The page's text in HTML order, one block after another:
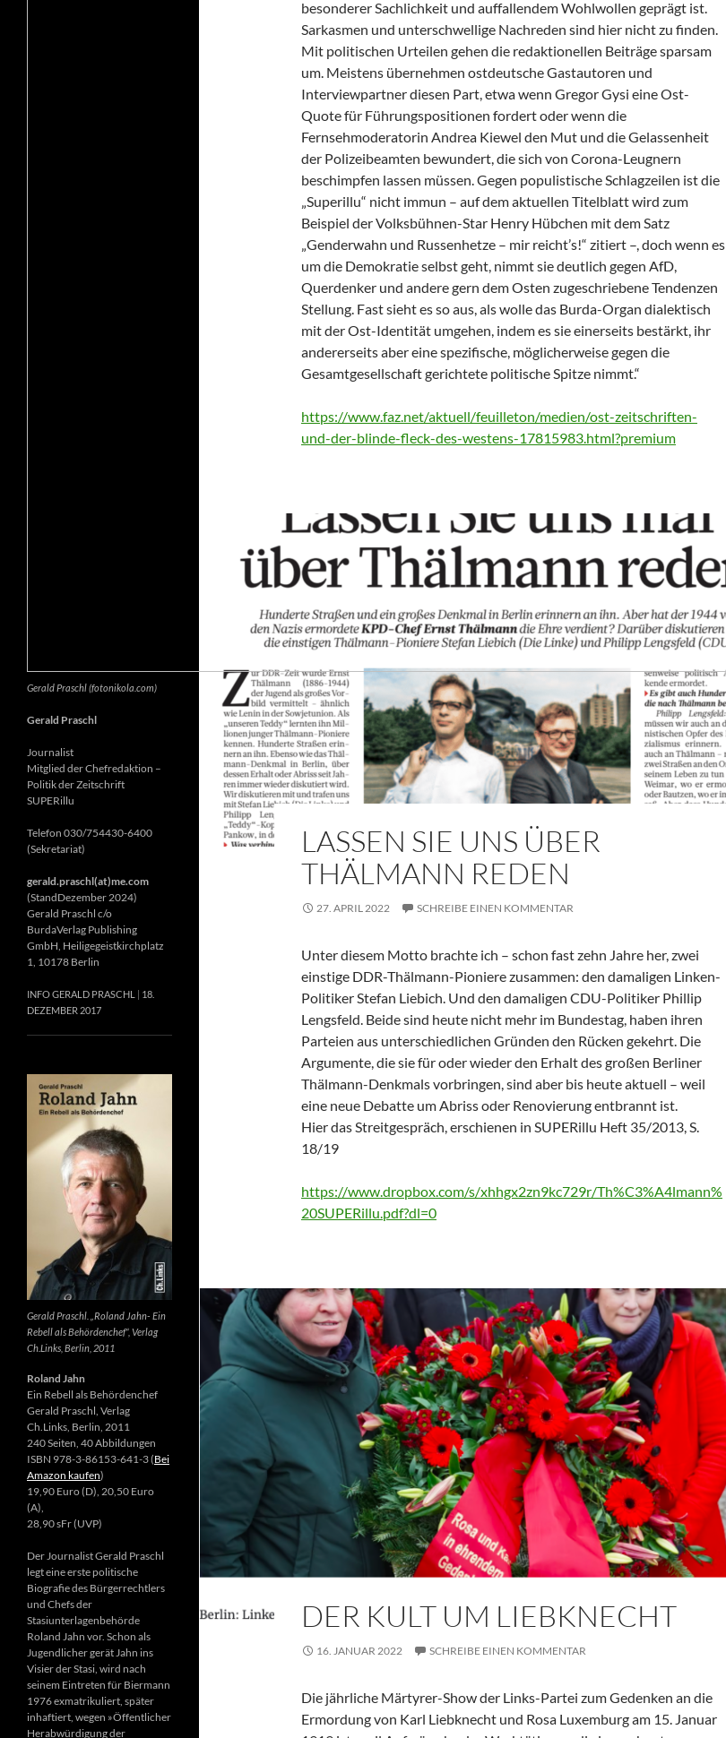
besonderer Sachlichkeit und auffallendem Wohlwollen geprägt ist.
Sarkasmen und unterschwellige Nachreden sind hier nicht zu finden.
Mit politischen Urteilen gehen die redaktionellen Beiträge sparsam
um. Meistens übernehmen ostdeutsche Gastautoren und
Interviewpartner diesen Part, etwa wenn Gregor Gysi eine Ost-
Quote für Führungspositionen fordert oder wenn die
Fernsehmoderatorin An­drea Kiewel den Mut und die Gelassenheit
der Polizeibeamten bewundert, die sich von Corona-Leugnern
beschimpfen lassen müssen. Gegen populistische Schlagzeilen ist die
„Superillu“ nicht immun – auf dem aktuellen Titelblatt wird zum
Beispiel der Volksbühnen-Star Henry Hübchen mit dem Satz
„Genderwahn und Russenhetze – mir reicht’s!“ zitiert –, doch wenn es
um die Demokratie selbst geht, nimmt sie deutlich gegen AfD,
Querdenker und andere gern dem Osten zugeschriebene Tendenzen
Stellung. Fast sieht es so aus, als wolle das Burda-Organ dialektisch
mit der Ost-Identität umgehen, indem es sie einerseits bestärkt, ihr
andererseits aber eine spezifische, möglicherweise gegen die
Gesamtgesellschaft gerichtete politische Spitze nimmt.“
https://www.faz.net/aktuell/feuilleton/medien/ost-zeitschriften-
und-der-blinde-fleck-des-westens-17815983.html?premium
LASSEN SIE UNS ÜBER
THÄLMANN REDEN
27. APRIL 2022 SCHREIBE EINEN KOMMENTAR
Unter diesem Motto brachte ich – schon fast zehn Jahre her, zwei
einstige DDR-Thälmann-Pioniere zusammen: den damaligen Linken-
Politiker Stefan Liebich. Und den damaligen CDU-Politiker Phillip
Lengsfeld. Beide sind heute nicht mehr im Bundestag, haben ihren
Parteien aus unterschiedlichen Gründen den Rücken gekehrt. Die
Argumente, die sie für oder wieder den Erhalt des großen Berliner
Thälmann-Denkmals vorbringen, sind aber bis heute aktuell – weil
eine neue Debatte um Abriss oder Renovierung entbrannt ist.
Hier das Streitgespräch, erschienen in SUPERillu Heft 35/2013, S.
18/19
https://www.dropbox.com/s/xhhgx2zn9kc729r/Th%C3%A4lmann%
20SUPERillu.pdf?dl=0
DER KULT UM LIEBKNECHT
16. JANUAR 2022 SCHREIBE EINEN KOMMENTAR
Die jährliche Märtyrer-Show der Links-Partei zum Gedenken an die
Ermordung von Karl Liebknecht und Rosa Luxemburg am 15. Januar
Gerald Praschl (fotonikola.com)
Gerald Praschl
Journalist
Mitglied der Chefredaktion –
Politik der Zeitschrift
SUPERillu
Telefon 030/754430-6400
(Sekretariat)
gerald.praschl(at)me.com
(StandDezember 2024)
Gerald Praschl c/o
BurdaVerlag Publishing
GmbH, Heiligegeistkirchplatz
1, 10178 Berlin
INFO GERALD PRASCHL
18.
DEZEMBER 2017
Gerald Praschl. „Roland Jahn- Ein
Rebell als Behördenchef“, Verlag
Ch.Links, Berlin, 2011
Roland Jahn
Ein Rebell als Behördenchef
Gerald Praschl, Verlag
Ch.Links, Berlin, 2011
240 Seiten, 40 Abbildungen
ISBN 978-3-86153-641-3 (Bei
Amazon kaufen)
19,90 Euro (D), 20,50 Euro
(A),
28,90 sFr (UVP)
Der Journalist Gerald Praschl
legt eine erste politische
Biografie des Bürgerrechtlers
und Chefs der
Stasiunterlagenbehörde
Roland Jahn vor. Schon als
Jugendlicher gerät Jahn ins
Visier der Stasi, wird nach
seinem Eintreten für Biermann
1976 exmatrikuliert, später
inhaftiert, wegen »Öffentlicher
Herabwürdigung der